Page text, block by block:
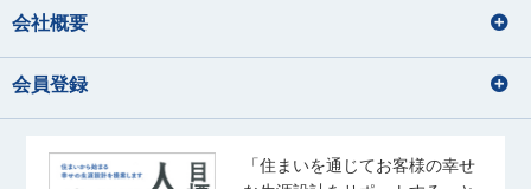
会社概要
会員登録
「住まいを通じてお客様の幸せ